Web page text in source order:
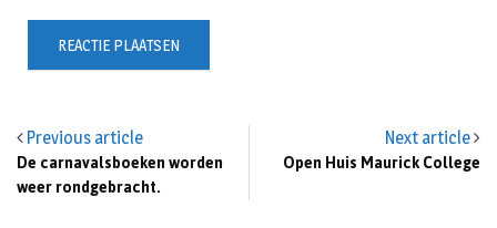
Previous article
De carnavalsboeken worden
weer rondgebracht.
Next article
Open Huis Maurick College